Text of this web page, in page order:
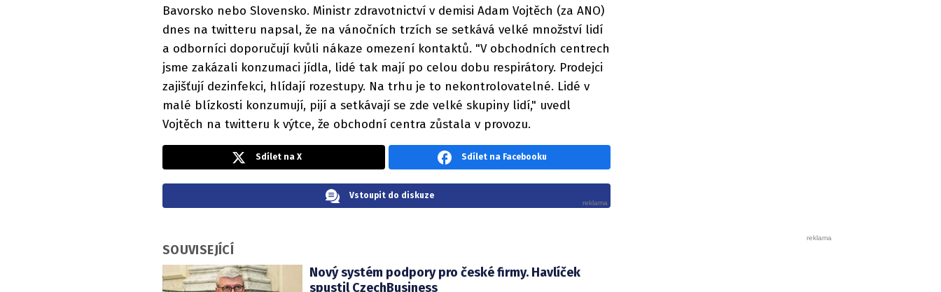
Bavorsko nebo Slovensko. Ministr zdravotnictví v demisi Adam Vojtěch (za ANO)
dnes na twitteru napsal, že na vánočních trzích se setkává velké množství lidí
a odborníci doporučují kvůli nákaze omezení kontaktů. "V obchodních centrech
jsme zakázali konzumaci jídla, lidé tak mají po celou dobu respirátory. Prodejci
zajišťují dezinfekci, hlídají rozestupy. Na trhu je to nekontrolovatelné. Lidé v
malé blízkosti konzumují, pijí a setkávají se zde velké skupiny lidí," uvedl
Vojtěch na twitteru k výtce, že obchodní centra zůstala v provozu.
Sdílet na X Sdílet na Facebooku
Vstoupit do diskuze
SOUVISEJÍCÍ
Nový systém podpory pro české firmy. Havlíček
spustil CzechBusiness